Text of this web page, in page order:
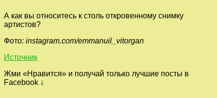
А как вы относитесь к столь откровенному снимку
артистов?
Фото: instagram.com/emmanuil_vitorgan
Источник
Жми «Нравится» и получай только лучшие посты в
Facebook ↓